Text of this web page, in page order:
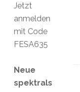
Jetzt
anmelden
mit Code
FESA635
Neue
spektrals